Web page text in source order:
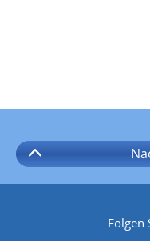
Folgen